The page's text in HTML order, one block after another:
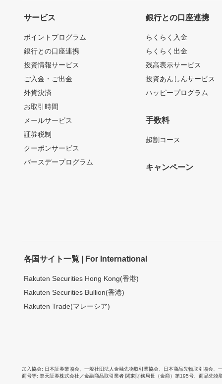
サービス
ポイントプログラム
銀行との口座連携
投資情報サービス
ご入金・ご出金
外貨決済
お取引時間
メールサービス
証券税制
クーポンサービス
バースデープログラム
銀行との口座連携
らくらく入金
らくらく出金
残高表示サービス
投資あんしんサービス
ハッピープログラム
手数料
超割コース
キャンペーン
各国サイト一覧 | For International
Rakuten Securities Hong Kong(香港)
Rakuten Securities Bullion(香港)
Rakuten Trade(マレーシア)
加入協会 日本証券業協会 一般社団法人金融先物取引業協会 日本商品先物取引協会
商号等 楽天証券株式会社／金融商品取引業者 関東財務局長（金商）第195号、商品先物